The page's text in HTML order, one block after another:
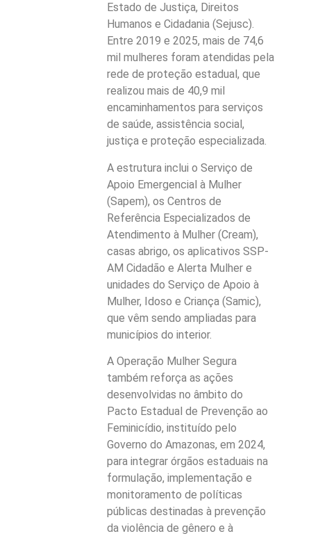
Estado de Justiça, Direitos
Humanos e Cidadania (Sejusc).
Entre 2019 e 2025, mais de 74,6
mil mulheres foram atendidas pela
rede de proteção estadual, que
realizou mais de 40,9 mil
encaminhamentos para serviços
de saúde, assistência social,
justiça e proteção especializada.
A estrutura inclui o Serviço de
Apoio Emergencial à Mulher
(Sapem), os Centros de
Referência Especializados de
Atendimento à Mulher (Cream),
casas abrigo, os aplicativos SSP-
AM Cidadão e Alerta Mulher e
unidades do Serviço de Apoio à
Mulher, Idoso e Criança (Samic),
que vêm sendo ampliadas para
municípios do interior.
A Operação Mulher Segura
também reforça as ações
desenvolvidas no âmbito do
Pacto Estadual de Prevenção ao
Feminicídio, instituído pelo
Governo do Amazonas, em 2024,
para integrar órgãos estaduais na
formulação, implementação e
monitoramento de políticas
públicas destinadas à prevenção
da violência de gênero e à